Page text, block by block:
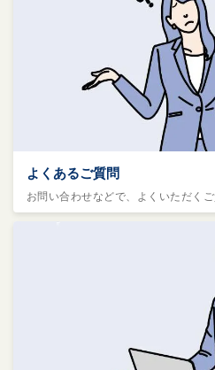
よくあるご質問
お問い合わせなどで、よくいただく